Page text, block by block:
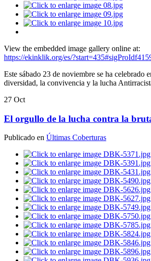
View the embedded image gallery online at:
https://ekinklik.org/es/
Este sábado 23 de noviembre se ha
diversidad, la convivencia y la lucha
27 Oct
El orgullo de la lucha contra la
Publicado en Últimas Coberturas